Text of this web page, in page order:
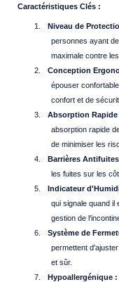
Caractéristiques Clés :
1. Niveau de
personnes ayant
maximale contre
2.
Conception
épouser
confort et de
3.
Absorption Rapide
absorption rapide
de minimiser les
4.
Barrières
les fuites sur les
5.
Indicateur
qui signale quand il
gestion de
6.
Système de
permettent
et sûr.
7.
Hypoallergénique :